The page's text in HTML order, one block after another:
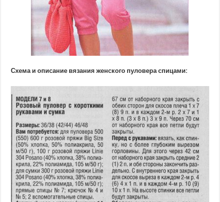
Схема и описание вязания женского пуловера спицами: